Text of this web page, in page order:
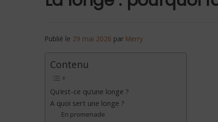
Publié le 29 mai 2026 par Merry
Contenu
Qu’est-ce qu’une longe ?
A quoi sert une longe ?
En promenade